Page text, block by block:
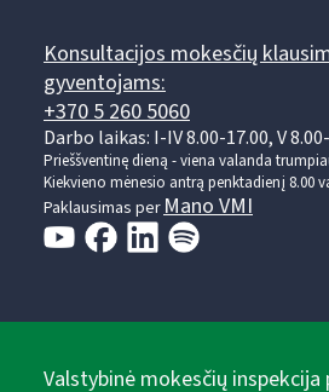
Konsultacijos mokesčių
gyventojams:
+370 5 260 5060
Darbo laikas: I-IV 8.00-17.00, V
Prieššventinę dieną - viena valanda
Kiekvieno mėnesio antrą penktadienį 8.00
Paklausimas per Mano VMI
Valstybinė mokesčių inspekcija